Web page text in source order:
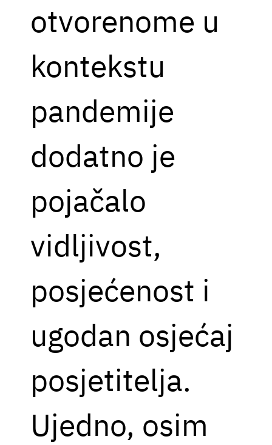
otvorenome u
kontekstu
pandemije
dodatno je
pojačalo
vidljivost,
posjećenost i
ugodan osjećaj
posjetitelja.
Ujedno, osim